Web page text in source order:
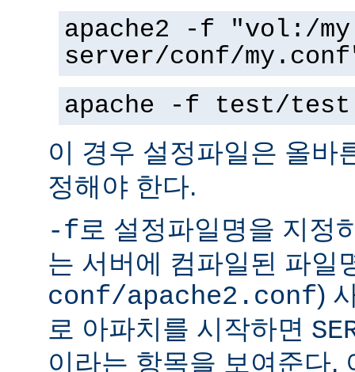
apache2 -f "vol:/my
server/conf/
apache -f test/
이 경우 설정파일은 올바
정해야 한다.
-f로 설정파일명을 지정
는 서버에 컴파일된 파일
conf/apache2.conf)
로 아파치를 시작하면
이라는 항목을 보여준다.